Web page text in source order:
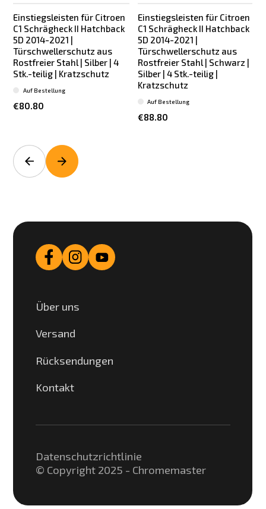
Einstiegsleisten für Citroen
C1 Schrägheck II Hatchback
5D 2014-2021 |
Türschwellerschutz aus
Rostfreier Stahl | Silber | 4
Stk.-teilig | Kratzschutz
€80.80
Auf Bestellung
Einstiegsleisten für Citroen
C1 Schrägheck II Hatchback
5D 2014-2021 |
Türschwellerschutz aus
Rostfreier Stahl | Schwarz |
Silber | 4 Stk.-teilig |
Kratzschutz
€88.80
Auf Bestellung
Über uns
Versand
Rücksendungen
Kontakt
© Copyright 2025 - Chromemaster
Datenschutzrichtlinie